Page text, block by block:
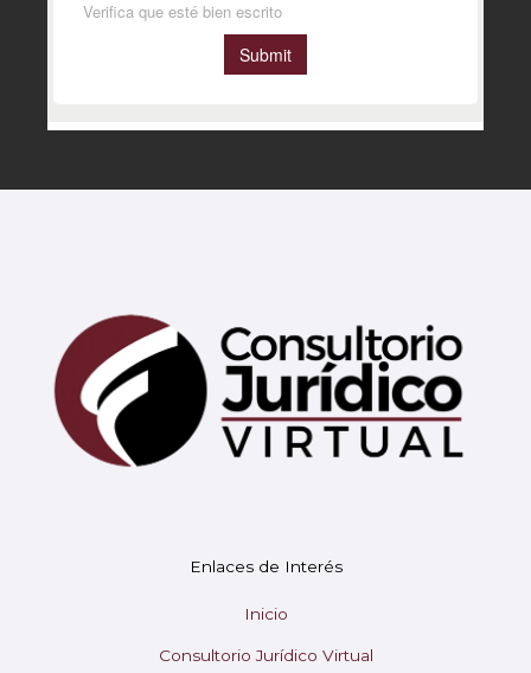
Enlaces de Interés
Inicio
Consultorio Jurídico Virtual
Mary
Soy Mary tu asistente virtual.